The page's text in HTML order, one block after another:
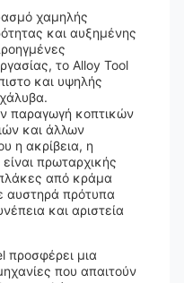
χαμηλής
και αυξημένης
το Alloy Tool
και υψηλής
παραγωγή κοπτικών
και άλλων
η ακρίβεια, η
πρωταρχικής
από κράμα
αυστηρά πρότυπα
και αριστεία
προσφέρει μια
που απαιτούν